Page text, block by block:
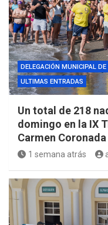
DELEGACIÓN MUNICIPAL DE
ULTIMAS ENTRADAS
Un total de 218
domingo en la IX
Carmen
1 semana atrás